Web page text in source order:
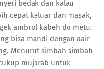
bedak dan kalau
cepat keluar dan masak,
ambrol kabeh do metu.
bisa mandi dengan aair
Menurut simbah simbah
mujarab untuk